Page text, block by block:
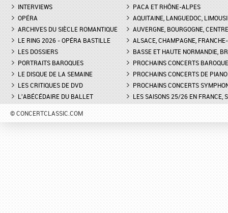
INTERVIEWS
OPÉRA
ARCHIVES DU SIÈCLE ROMANTIQUE
LE RING 2026 - OPÉRA BASTILLE
LES DOSSIERS
PORTRAITS BAROQUES
LE DISQUE DE LA SEMAINE
LES CRITIQUES DE DVD
L'ABÉCÉDAIRE DU BALLET
PACA ET RHÔNE-ALPES
AQUITAINE, LANGUEDOC,
AUVERGNE, BOURGOGNE, CENTRE
ALSACE, CHAMPAGNE,
BASSE ET HAUTE NORMANDIE,
PROCHAINS CONCERTS
PROCHAINS CONCERTS DE PIANO
PROCHAINS CONCERTS
LES SAISONS 25/26 EN FRANCE,
© CONCERTCLASSIC.COM